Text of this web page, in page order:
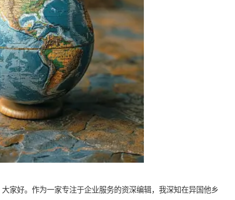
好。作为一家专注于企业服务的资深编辑，我深知在异国他乡